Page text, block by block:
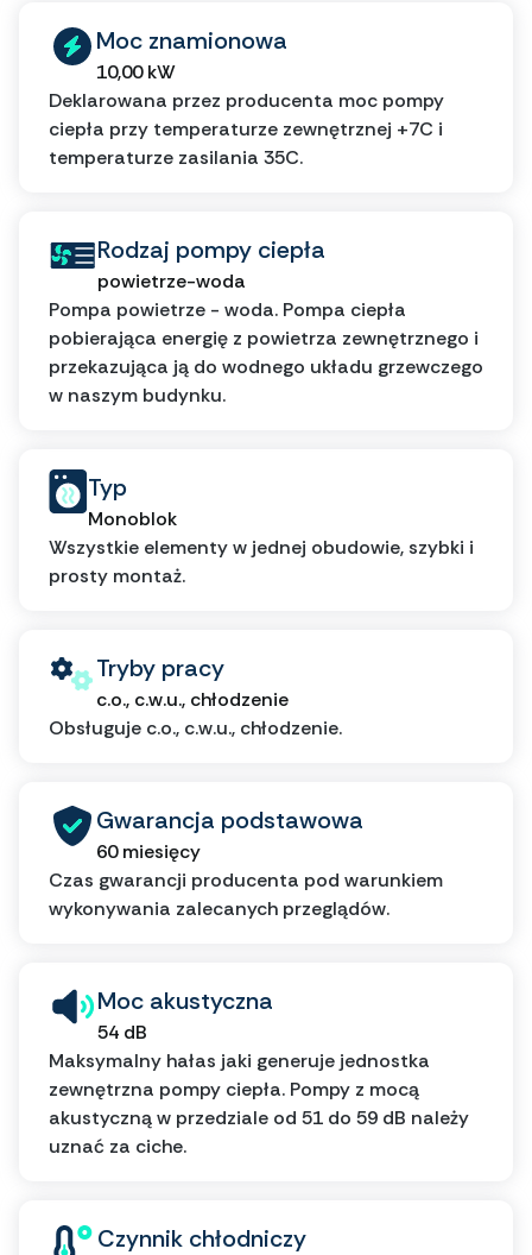
Moc znamionowa
10,00 kW
Deklarowana przez producenta moc pompy
ciepła przy temperaturze zewnętrznej +7C i
temperaturze zasilania 35C.
Rodzaj pompy ciepła
powietrze-woda
Pompa powietrze - woda. Pompa ciepła
pobierająca energię z powietrza zewnętrznego i
przekazująca ją do wodnego układu grzewczego
w naszym budynku.
Typ
Monoblok
Wszystkie elementy w jednej obudowie, szybki i
prosty montaż.
Tryby pracy
c.o., c.w.u., chłodzenie
Obsługuje c.o., c.w.u., chłodzenie.
Gwarancja podstawowa
60 miesięcy
Czas gwarancji producenta pod warunkiem
wykonywania zalecanych przeglądów.
Moc akustyczna
54 dB
Maksymalny hałas jaki generuje jednostka
zewnętrzna pompy ciepła. Pompy z mocą
akustyczną w przedziale od 51 do 59 dB należy
uznać za ciche.
Czynnik chłodniczy